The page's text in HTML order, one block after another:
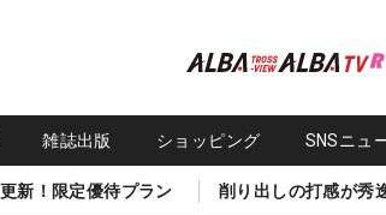
雑誌出版 ショッピング SNSニュ
新！限定優待プラン 削り出しの打感が秀